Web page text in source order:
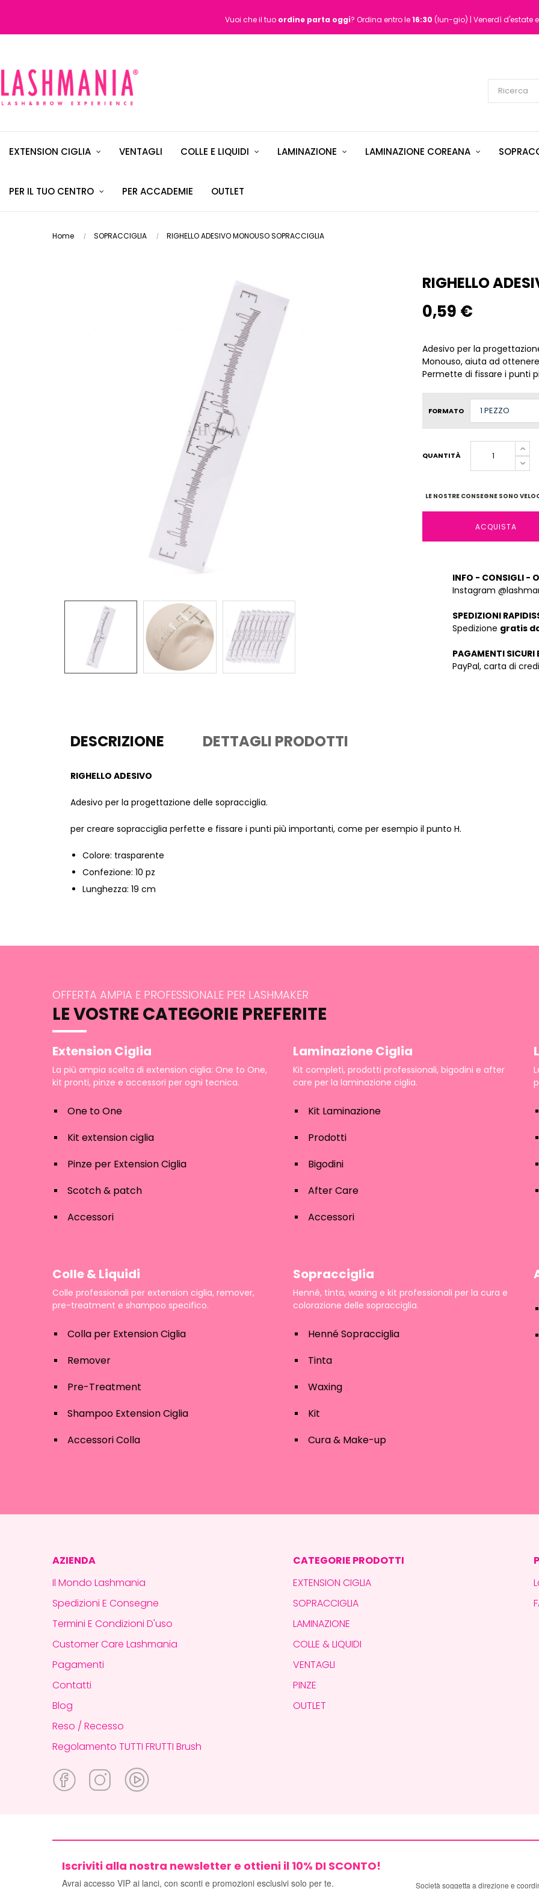
Vuoi che il tuo ordine parta oggi? Ordina entro le16:30 (lun-gio) | Venerdì d'estate
EXTENSION CIGLIA VENTAGLI COLLE E LIQUIDI LAMINAZIONE LAMINAZIONE COREANA
PER IL TUO CENTRO PER ACCADEMIE OUTLET
Home SOPRACCIGLIA RIGHELLO ADESIVO MONOUSO SOPRACCIGLIA
RIGHELLO
0,59 €
Adesivo per la
Monouso, aiuta ad
Permette di fissare i punti
FORMATO
QUANTITÀ
LE NOSTRE CONSEGNE SONO
ACQUISTA
INFO - CONSIGLI -
Instagram
SPEDIZIONI
Spedizione gratis
PAGAMENTI SICURI
PayPal, carta di
DESCRIZIONE DETTAGLI PRODOTTI
RIGHELLO ADESIVO
Adesivo per la progettazione delle sopracciglia.
per creare sopracciglia perfette e fissare i punti più importanti, come per esempio il punto H.
Colore: trasparente
Confezione: 10 pz
Lunghezza: 19 cm
OFFERTA AMPIA E PROFESSIONALE PER LASHMAKER
LE VOSTRE CATEGORIE PREFERITE
Extension Ciglia
La più ampia scelta di extension ciglia: One to One,
kit pronti, pinze e accessori per ogni tecnica.
One to One
Kit extension ciglia
Pinze per Extension Ciglia
Scotch & patch
Accessori
Laminazione Ciglia
Kit completi, prodotti professionali, bigodini e after
care per la laminazione ciglia.
Kit Laminazione
Prodotti
Bigodini
After Care
Accessori
Colle & Liquidi
Colle professionali per extension ciglia, remover,
pre-treatment e shampoo specifico.
Colla per Extension Ciglia
Remover
Pre-Treatment
Shampoo Extension Ciglia
Accessori Colla
Sopracciglia
Henné, tinta, waxing e kit professionali per la cura e
colorazione delle sopracciglia.
Henné Sopracciglia
Tinta
Waxing
Kit
Cura & Make-up
AZIENDA
Il Mondo Lashmania
Spedizioni E Consegne
Termini E Condizioni D'uso
Customer Care Lashmania
Pagamenti
Contatti
Blog
Reso / Recesso
Regolamento TUTTI FRUTTI Brush
CATEGORIE PRODOTTI
EXTENSION CIGLIA
SOPRACCIGLIA
LAMINAZIONE
COLLE & LIQUIDI
VENTAGLI
PINZE
OUTLET
Iscriviti alla nostra newsletter e ottieni il 10% DI SCONTO!
Avrai accesso VIP ai lanci, con sconti e promozioni esclusivi solo per te. Società soggetta a direzione e